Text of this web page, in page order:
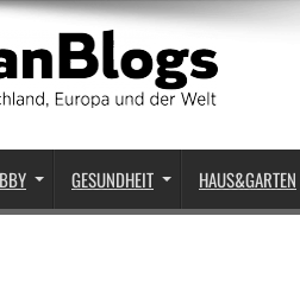
GESUNDHEIT HAUS&GARTEN